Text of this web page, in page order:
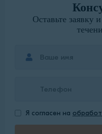
Оставьте заявку
Я согласен на